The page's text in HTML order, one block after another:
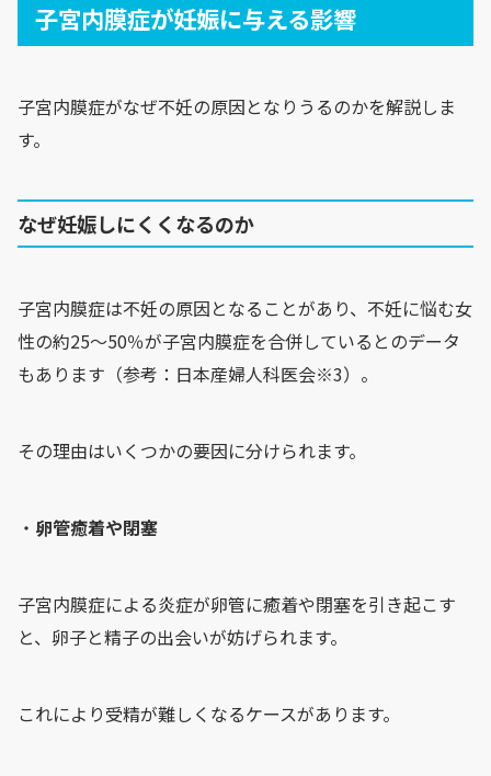
子宮内膜症が妊娠に与える影響
子宮内膜症がなぜ不妊の原因となりうるのかを解説しま
す。
なぜ妊娠しにくくなるのか
子宮内膜症は不妊の原因となることがあり、不妊に悩む女
性の約25～50％が子宮内膜症を合併しているとのデータ
もあります（参考：日本産婦人科医会※3）。
その理由はいくつかの要因に分けられます。
・ 卵管癒着や閉塞
子宮内膜症による炎症が卵管に癒着や閉塞を引き起こす
と、卵子と精子の出会いが妨げられます。
これにより受精が難しくなるケースがあります。